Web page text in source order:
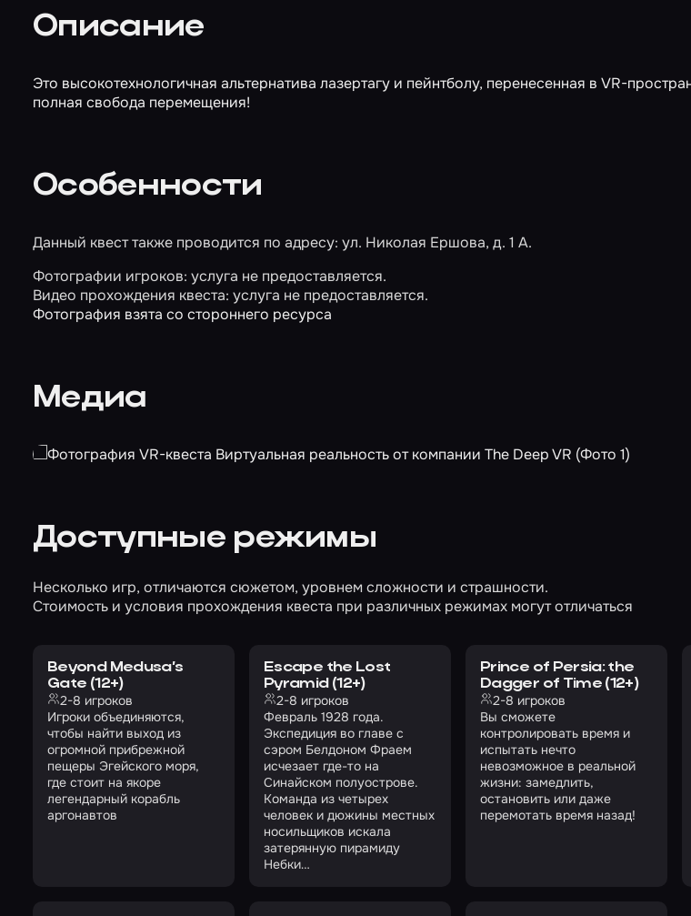
Описание
Это высокотехнологичная альтернатива лазертагу и пейнтболу, перенесенная в VR-
полная свобода перемещения!
Особенности
Данный квест также проводится по адресу: ул. Николая Ершова, д. 1 А.
Фотографии игроков: услуга не предоставляется.
Видео прохождения квеста: услуга не предоставляется.
Фотография взята со стороннего ресурса
Медиа
Доступные режимы
Несколько игр, отличаются сюжетом, уровнем сложности и страшности.
Стоимость и условия прохождения квеста при различных режимах могут отличаться
Beyond Medusa’s
Gate (12+)
2-8 игроков
Игроки объединяются,
чтобы найти выход из
огромной прибрежной
пещеры Эгейского моря,
где стоит на якоре
легендарный корабль
аргонавтов
Escape the Lost
Pyramid (12+)
2-8 игроков
Февраль 1928 года.
Экспедиция во главе с
сэром Белдоном Фраем
исчезает где-то на
Синайском полуострове.
Команда из четырех
человек и дюжины местных
носильщиков искала
затерянную пирамиду
Небки…
Prince of Persia: the
Dagger of Time (12+)
2-8 игроков
Вы сможете
контролировать время и
испытать нечто
невозможное в реальной
жизни: замедлить,
остановить или даже
перемотать время назад!